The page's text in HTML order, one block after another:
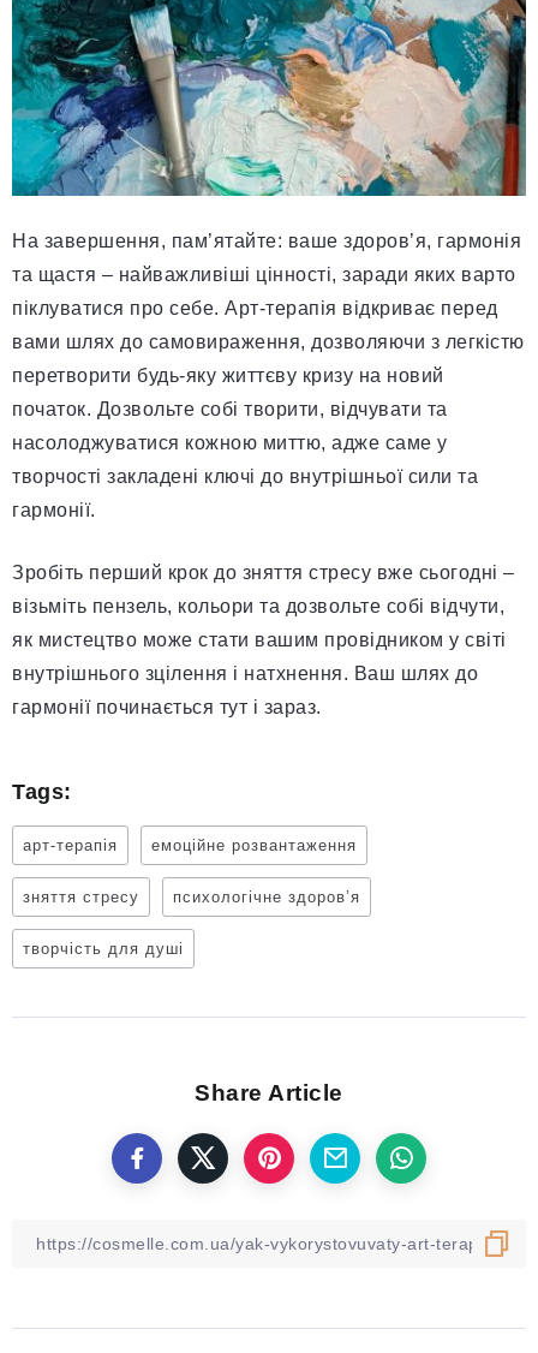
На завершення, пам’ятайте: ваше здоров’я, гармонія
та щастя – найважливіші цінності, заради яких варто
піклуватися про себе. Арт-терапія відкриває перед
вами шлях до самовираження, дозволяючи з легкістю
перетворити будь-яку життєву кризу на новий
початок. Дозвольте собі творити, відчувати та
насолоджуватися кожною миттю, адже саме у
творчості закладені ключі до внутрішньої сили та
гармонії.
Зробіть перший крок до зняття стресу вже сьогодні –
візьміть пензель, кольори та дозвольте собі відчути,
як мистецтво може стати вашим провідником у світі
внутрішнього зцілення і натхнення. Ваш шлях до
гармонії починається тут і зараз.
Tags:
арт-терапія емоційне розвантаження
зняття стресу психологічне здоров’я
творчість для душі
Share Article